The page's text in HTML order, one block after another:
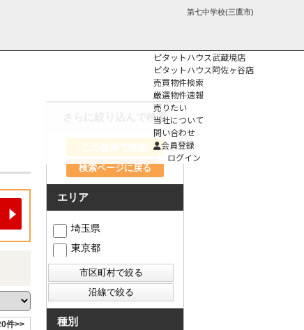
第七中学校(三鷹市)
ピタットハウス武蔵境店
ピタットハウス阿佐ヶ谷店
売買物件検索
厳選物件速報
売りたい
当社について
問い合わせ
会員登録
ログイン
件>>
さらに絞り込んで検索
検索ページに戻る
エリア
埼玉県
東京都
種別